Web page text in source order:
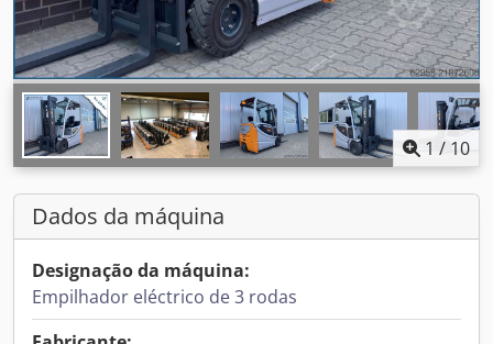
1 / 10
Dados da máquina
Designação da máquina:
Empilhador eléctrico de 3 rodas